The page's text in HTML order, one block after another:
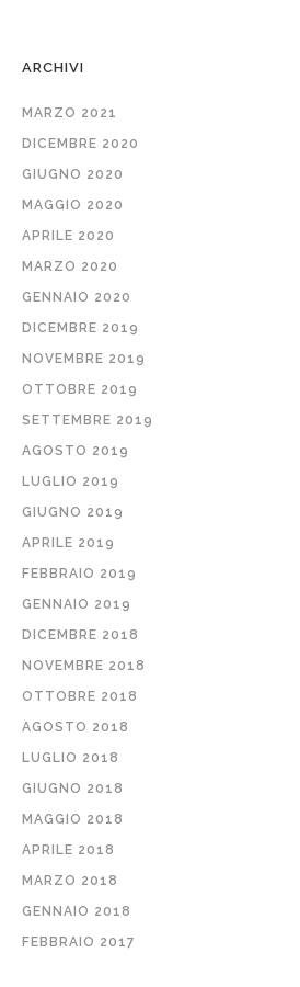
ARCHIVI
MARZO 2021
DICEMBRE 2020
GIUGNO 2020
MAGGIO 2020
APRILE 2020
MARZO 2020
GENNAIO 2020
DICEMBRE 2019
NOVEMBRE 2019
OTTOBRE 2019
SETTEMBRE 2019
AGOSTO 2019
LUGLIO 2019
GIUGNO 2019
APRILE 2019
FEBBRAIO 2019
GENNAIO 2019
DICEMBRE 2018
NOVEMBRE 2018
OTTOBRE 2018
AGOSTO 2018
LUGLIO 2018
GIUGNO 2018
MAGGIO 2018
APRILE 2018
MARZO 2018
GENNAIO 2018
FEBBRAIO 2017